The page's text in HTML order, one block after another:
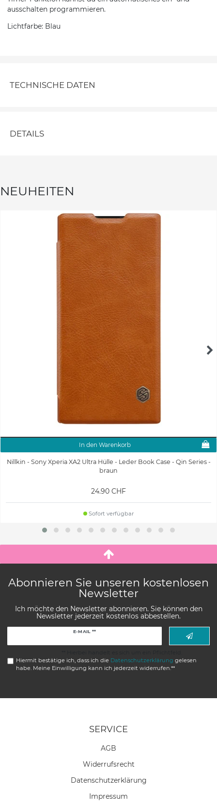
ausschalten programmieren.
Lichtfarbe: Blau
TECHNISCHE DATEN
DETAILS
NEUHEITEN
In den Warenkorb
Nillkin - Sony Xperia XA2 Ultra Hülle - Leder Book Case - Qin Series -
braun
24.90 CHF
Sofort verfügbar
Abonnieren Sie unseren kostenlosen
Newsletter
Ich möchte den Newsletter abonnieren. Sie können den
Newsletter jederzeit kostenlos abbestellen.
E-MAIL **
Hiermit bestätige ich, dass ich die Daten­schutz­erklärung gelesen
habe. Meine Einwilligung kann ich jederzeit widerrufen.**
SERVICE
AGB
Widerrufs­recht
Daten­schutz­erklärung
Impressum